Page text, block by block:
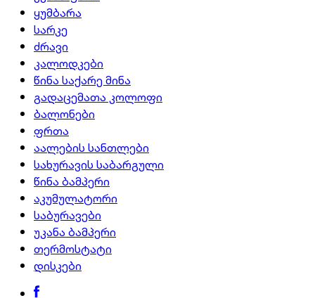
ყუმბარა
სარკე
ძრავი
კალოდკები
წინა საქარე მინა
გადაცემათა კოლოფი
ბალონები
ფრთა
აალების სანთლები
სახურავის საბარგული
წინა ბამპერი
აკუმულატორი
საბურავები
უკანა ბამპერი
თერმოსტატი
დისკები